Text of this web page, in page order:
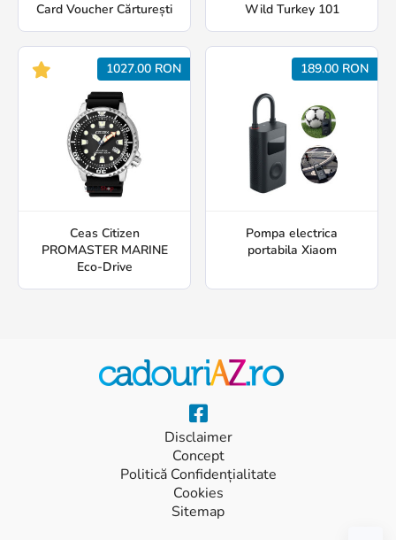
Card Voucher Cărturești Wild Turkey 101
1027.00 RON
Ceas Citizen
PROMASTER MARINE
Eco-Drive
189.00 RON
Pompa electrica
portabila Xiaom
Disclaimer
Concept
Politică Confidențialitate
Cookies
Sitemap